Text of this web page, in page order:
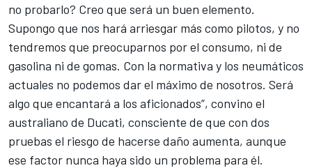
no probarlo? Creo que será un buen elemento.
Supongo que nos hará arriesgar más como pilotos, y no
tendremos que preocuparnos por el consumo, ni de
gasolina ni de gomas. Con la normativa y los neumáticos
actuales no podemos dar el máximo de nosotros. Será
algo que encantará a los aficionados”, convino el
australiano de Ducati, consciente de que con dos
pruebas el riesgo de hacerse daño aumenta, aunque
ese factor nunca haya sido un problema para él.